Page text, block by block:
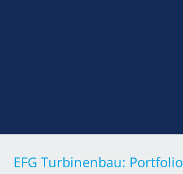
EFG Turbinenbau: Portfolio